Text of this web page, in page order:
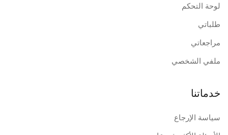
لوحة التحكم
طلباتي
مراجعاتي
ملفي الشخصي
خدماتنا
سياسة الإرجاع